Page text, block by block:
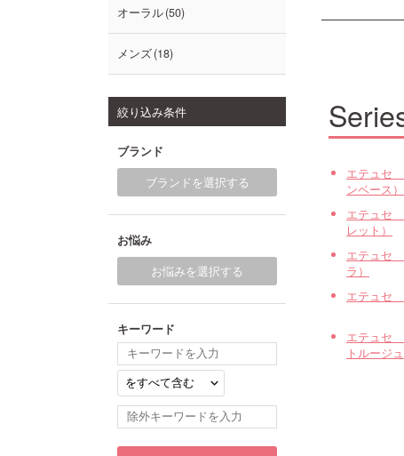
エテュセ
ンベース）
エテュセ
レット）
エテュセ
ラ）
エテュセ
エテュセ
トルージュ
オーラル 50
メンズ 18
絞り込み条件
ブランド
ブランドを選択する
お悩み
お悩みを選択する
キーワード